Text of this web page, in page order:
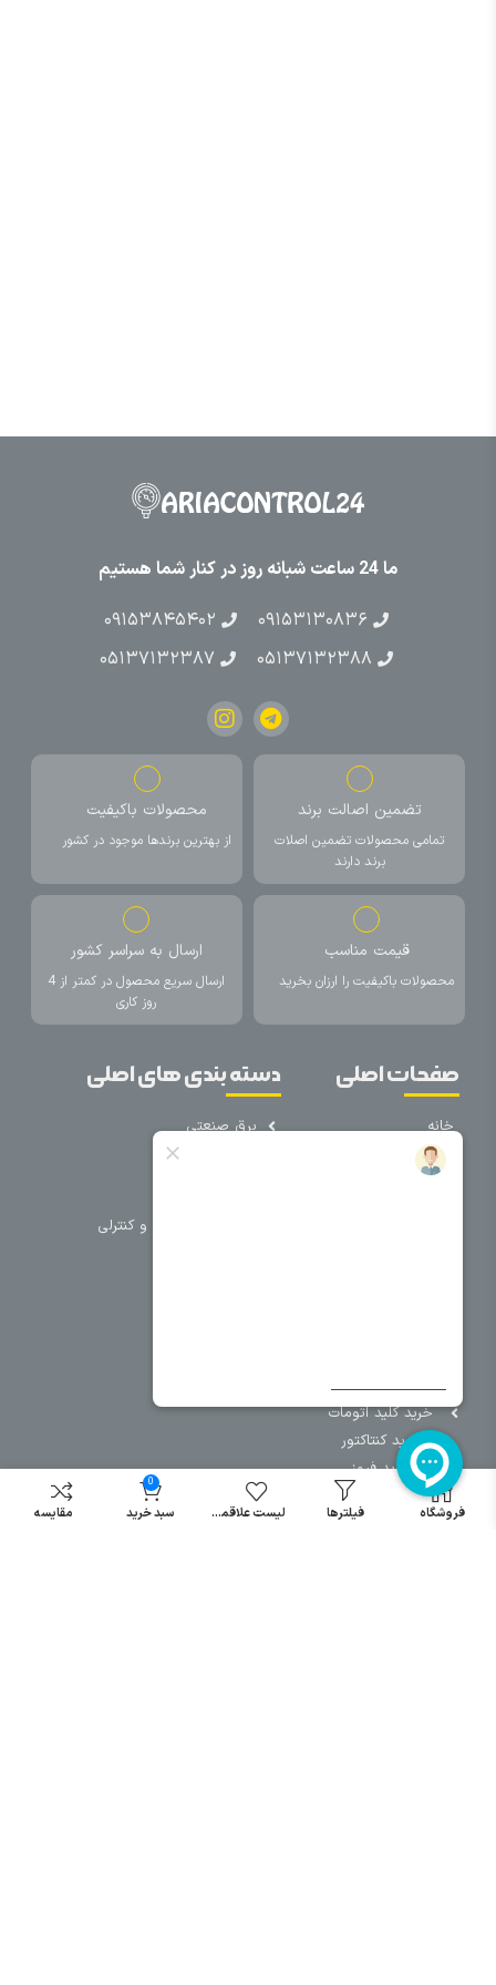
ما 24 ساعت شبانه روز در کنار شما هستیم
۰۹۱۵۳۱۳۰۸۳۶
۰۹۱۵۳۸۴۵۴۰۲
۰۵۱۳۷۱۳۲۳۸۸
۰۵۱۳۷۱۳۲۳۸۷
تضمین اصالت برند
تمامی محصولات تضمین اصلات
برند دارند
محصولات باکیفیت
از بهترین برندها موجود در کشور
قیمت مناسب
محصولات باکیفیت را ارزان بخرید
ارسال به سراسر کشور
ارسال سریع محصول در کمتر از 4
روز کاری
صفحات اصلی
خانه
درباره ما
دسته بندی های اصلی
برق صنعتی
تجهیزات حفاظتی و کنترلی
خرید کلید اتومات
خرید کنتاکتور
خرید فیوز
مینیاتوری
خرید میکرو
فروشگاه فیلترها لیست علاقمندی
0
سبد خرید مقایسه